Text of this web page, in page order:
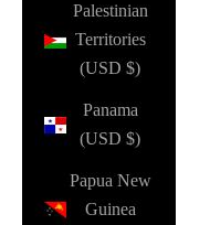
Palestinian
Territories
(USD $)
Panama
(USD $)
Papua New
Guinea